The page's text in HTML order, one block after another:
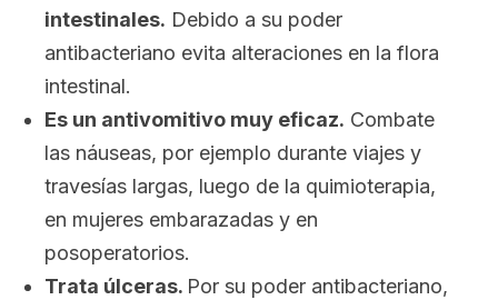
intestinales. Debido a su poder
antibacteriano evita alteraciones en la flora
intestinal.
Es un antivomitivo muy eficaz. Combate
las náuseas, por ejemplo durante viajes y
travesías largas, luego de la quimioterapia,
en mujeres embarazadas y en
posoperatorios.
Trata úlceras. Por su poder antibacteriano,